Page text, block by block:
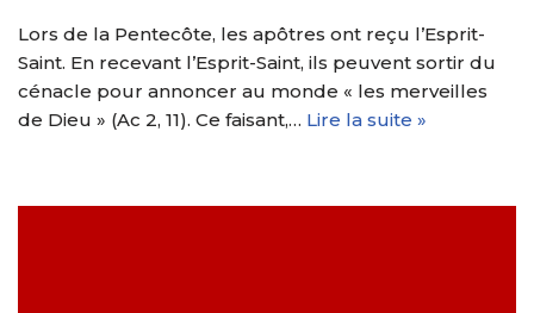
Lors de la Pentecôte, les apôtres ont reçu l’Esprit-
Saint. En recevant l’Esprit-Saint, ils peuvent sortir du
cénacle pour annoncer au monde « les merveilles
de Dieu » (Ac 2, 11). Ce faisant,… Lire la suite »